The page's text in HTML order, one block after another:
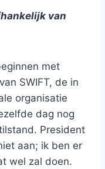
van
met
SWIFT, de in
organisatie
dag nog
President
aan; ik ben er
wel zal doen.